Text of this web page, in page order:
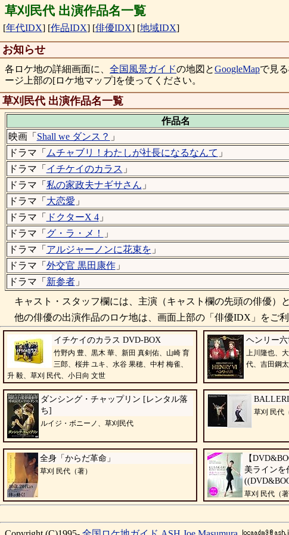
草刈民代 出演作品名一覧
[年代IDX] [作品IDX] [俳優IDX] [地域IDX]
お知らせ
各ロケ地の詳細画面に、 全国風景ガイドの地図とGoogleMapで見
ージ上部の[ロケ地マップ]を使ってください。
草刈民代 出演作品名一覧
作品名
映画「 Shall we ダンス？ 」
ドラマ「 ムチャブリ！わたしが社長になるなんて 」
ドラマ「 イチケイのカラス 」
ドラマ「 私の家政夫ナギサさん 」
ドラマ「 大恋愛 」
ドラマ「
ドクターX 4」
ドラマ「 グ・ラ・メ！ 」
ドラマ「 アルジャーノンに花束を 」
ドラマ「 外交官 黒田康作」
ドラマ「 新参者」
キャスト・スタッフ欄には、主演（キャスト欄の先頭の俳優）
他の俳優の出演作品のロケ地は、画面上部の「俳優IDX」をご
イチケイのカラス DVD-BOX
竹野内 豊、黒木 華、新田 真剣佑、山崎 育
三郎、桜井 ユキ、水谷 果穂、中村 梅雀、
升 毅、草刈 民代、小日向 文世
ヘンリー
上川隆也、
代、吉田鋼
ダンシング・チャップリン [レンタル落
ち]
ルイジ・ボニーノ、草刈民代
草刈 民代
全身「からだ革命」
草刈 民代（著）
【
美ラインを
草刈 民代（著